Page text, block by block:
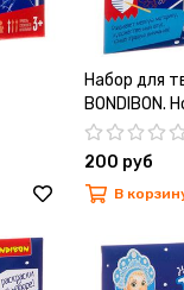
Набор для
BONDIBON.
цветная
200 руб
В